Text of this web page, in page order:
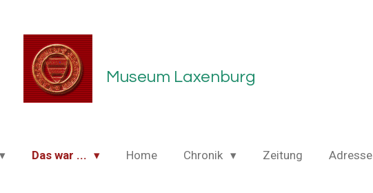
Museum Laxenburg
Das war ... Home Chronik Zeitung Adresse